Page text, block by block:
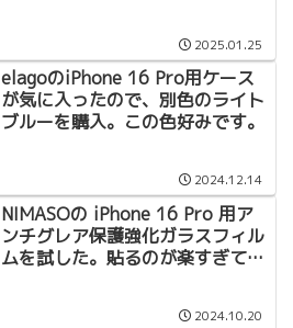
2025.01.25
elagoのiPhone 16 Pro用ケース
が気に入ったので、別色のライト
ブルーを購入。この色好みです。
2024.12.14
NIMASOの iPhone 16 Pro 用ア
ンチグレア保護強化ガラスフィル
ムを試した。貼るのが楽すぎて使
2024.10.20